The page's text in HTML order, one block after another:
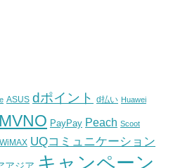
ASUS dポイント d払い Huawei
MVNO PayPay Peach Scoot
UQコミュニケーション
キャンペーン